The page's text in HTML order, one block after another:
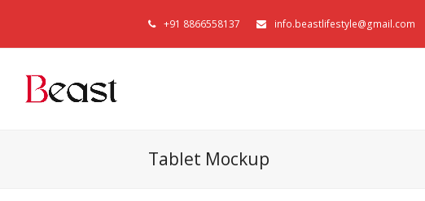
+91 8866558137 info.beastlifestyle@gmail.com
Tablet Mockup